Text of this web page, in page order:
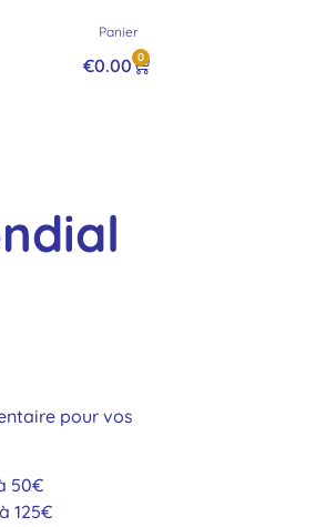
Panier
€0.00 0
pour vos
50€
125€